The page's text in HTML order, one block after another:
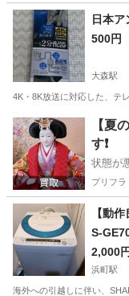
東京 大田区 蒲田駅
日本
500円
大森駅
4K・8K放送に対応した、テ
東京 大田区 大森駅
【夏
す❗️
状態が
プリフラ
【動
S-
2,000円
浜町駅
海外への引越しに伴い、